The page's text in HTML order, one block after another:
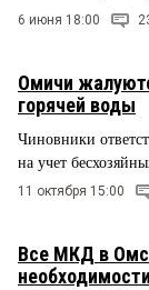
6 июня 18:00
Омичи
горячей воды
Чиновники
на учет
11 октября 15:00
Все МКД в